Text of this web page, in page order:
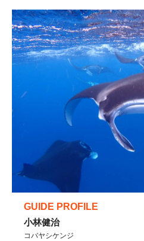
GUIDE PROFILE
小林健治
コバヤシケンジ